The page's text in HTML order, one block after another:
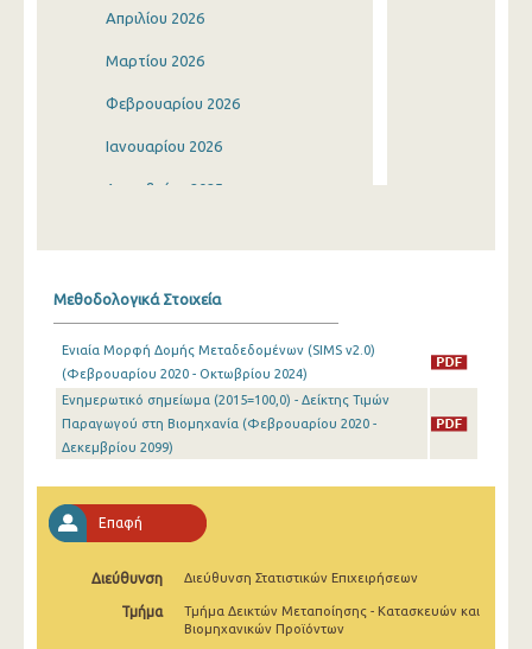
Απριλίου 2026
Μαρτίου 2026
Φεβρουαρίου 2026
Ιανουαρίου 2026
Δεκεμβρίου 2025
Αυγούστου 2025
Ιουλίου 2025
Ιουνίου 2025
Μαΐου 2025
Απριλίου 2025
Μαρτίου 2025
Φεβρουαρίου 2025
Μεθοδολογικά Στοιχεία
Ενιαία Μορφή Δομής Μεταδεδομένων (SIMS v2.0)
(Φεβρουαρίου 2020 - Οκτωβρίου 2024)
Eνημερωτικό σημείωμα (2015=100,0) - Δείκτης Τιμών
Παραγωγού στη Βιομηχανία (Φεβρουαρίου 2020 -
Δεκεμβρίου 2099)
Επαφή
Διεύθυνση Διεύθυνση Στατιστικών Επιχειρήσεων
Τμήμα
Τμήμα Δεικτών Μεταποίησης - Κατασκευών και
Βιομηχανικών Προϊόντων